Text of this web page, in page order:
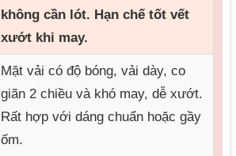
không cần lót. Hạn chế tốt vết
xướt khi may.
Mặt vải có độ bóng, vải dày, co
giãn 2 chiều và khó may, dễ xướt.
Rất hợp với dáng chuẩn hoặc gầy
ốm.